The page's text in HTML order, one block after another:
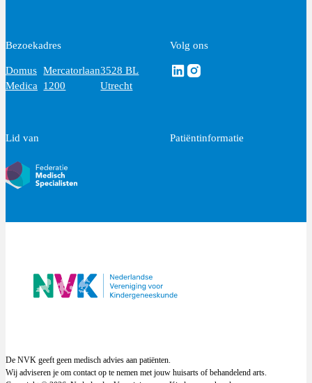
Bezoekadres
Domus
Medica
Mercatorlaan
1200
3528 BL
Utrecht
Volg ons
Volg ons via Linkedin
Volg ons via Instagram
Lid van Patiëntinformatie
De NVK geeft geen medisch advies aan patiënten.
Wij adviseren je om contact op te nemen met jouw huisarts of behandelend arts.